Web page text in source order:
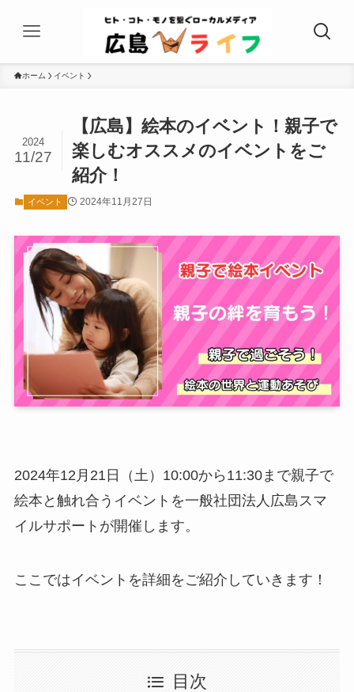
ホーム イベント
【広島】絵本のイベント！親子で
楽しむオススメのイベントをご
紹介！
2024
11/27
イベント 2024年11月27日
2024年12月21日（土）10:00から11:30まで親子で
絵本と触れ合うイベントを一般社団法人広島スマ
イルサポートが開催します。
ここではイベントを詳細をご紹介していきます！
目次